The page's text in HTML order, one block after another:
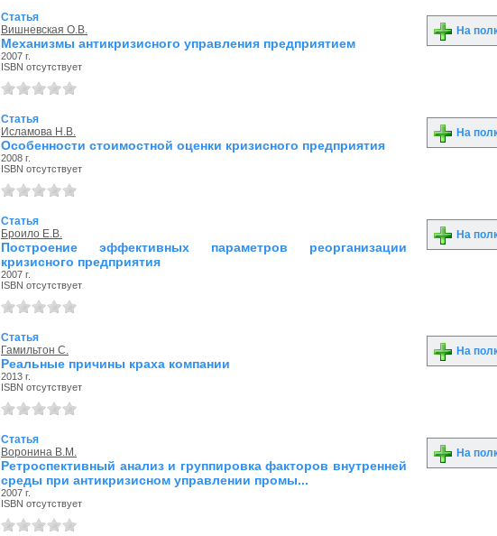
Статья
Вишневская О.В.
Механизмы антикризисного управления предприятием
2007 г.
ISBN отсутствует
На
Статья
Исламова Н.В.
Особенности стоимостной оценки кризисного предприятия
2008 г.
ISBN отсутствует
На
Статья
Броило Е.В.
Построение эффективных параметров реорганизации
кризисного предприятия
2007 г.
ISBN отсутствует
На
Статья
Гамильтон С.
Реальные причины краха компании
2013 г.
ISBN отсутствует
На
Статья
Воронина В.М.
Ретроспективный анализ и группировка факторов внутренней
среды при антикризисном управлении промы...
2007 г.
ISBN отсутствует
На